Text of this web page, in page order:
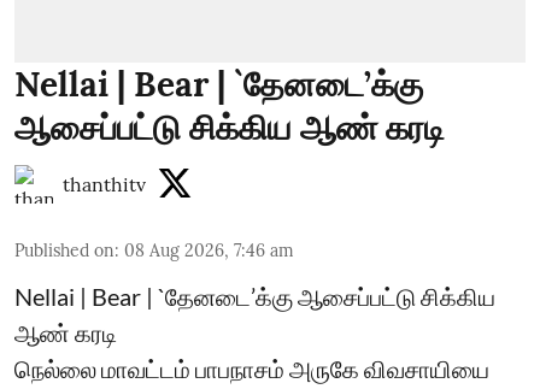
Nellai | Bear | `தேனடை’க்கு
ஆசைப்பட்டு சிக்கிய ஆண் கரடி
thanthitv
Published on: 08 Aug 2026, 7:46 am
Nellai | Bear | `தேனடை’க்கு ஆசைப்பட்டு சிக்கிய
ஆண் கரடி
நெல்லை மாவட்டம் பாபநாசம் அருகே விவசாயியை